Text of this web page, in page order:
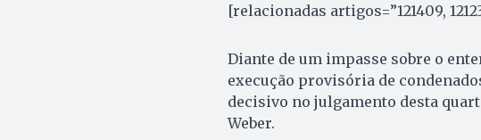
[relacionadas artigos=”121409,
Diante de um impasse sobre o
execução provisória de
decisivo no julgamento desta
Weber.